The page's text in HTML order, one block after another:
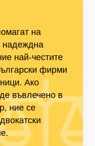
на
надеждна
най-честите
фирми
Ако
въвлечено в
ние се